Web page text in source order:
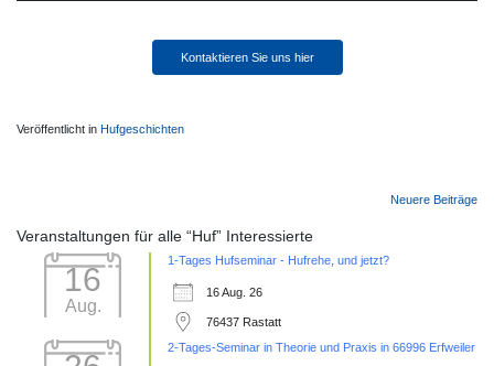
Kontaktieren Sie uns hier
Veröffentlicht in Hufgeschichten
Neuere Beiträge
Veranstaltungen für alle “Huf” Interessierte
16
Aug.
1-Tages Hufseminar - Hufrehe, und jetzt?
16 Aug. 26
76437 Rastatt
2-Tages-Seminar in Theorie und Praxis in 66996 Erfweiler